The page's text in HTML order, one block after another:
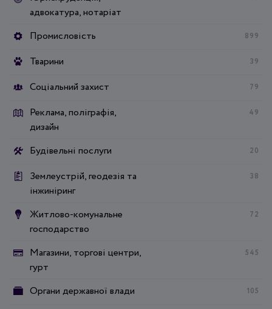
адвокатура, нотаріат
Промисловість 899
Тварини 39
Соціальний захист 79
Реклама, поліграфія,
дизайн
49
Будівельні послуги 20
Землеустрій, геодезія та
інжиніринг
38
Житлово-комунальне
господарство
72
Магазини, торгові центри,
гурт
545
Органи державної влади 105